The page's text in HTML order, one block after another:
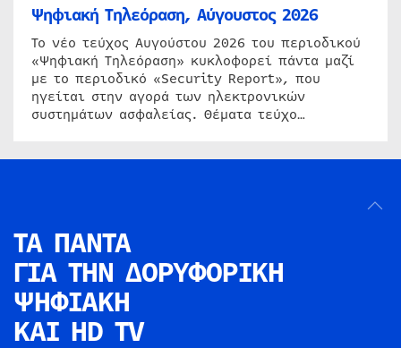
Ψηφιακή Τηλεόραση, Αύγουστος 2026
Το νέο τεύχος Αυγούστου 2026 του περιοδικού
«Ψηφιακή Τηλεόραση» κυκλοφορεί πάντα μαζί
με το περιοδικό «Security Report», που
ηγείται στην αγορά των ηλεκτρονικών
συστημάτων ασφαλείας. Θέματα τεύχο…
ΤΑ ΠΑΝΤΑ
ΓΙΑ ΤΗΝ ΔΟΡΥΦΟΡΙΚΗ
ΨΗΦΙΑΚΗ
ΚΑΙ HD TV